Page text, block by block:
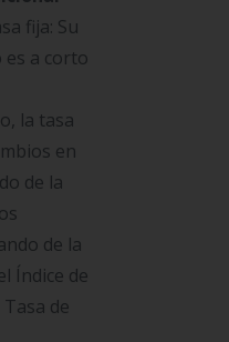
fija: Su
es a corto
la tasa
en
de la
de la
Índice de
de